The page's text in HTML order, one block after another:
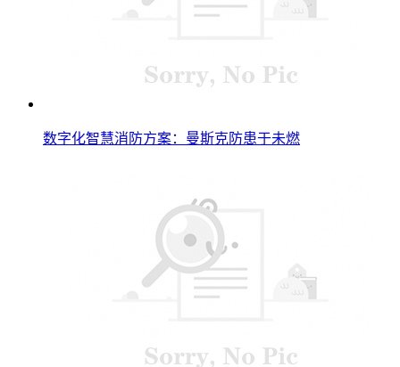
数字化智慧消防方案：曼斯克防患于未燃